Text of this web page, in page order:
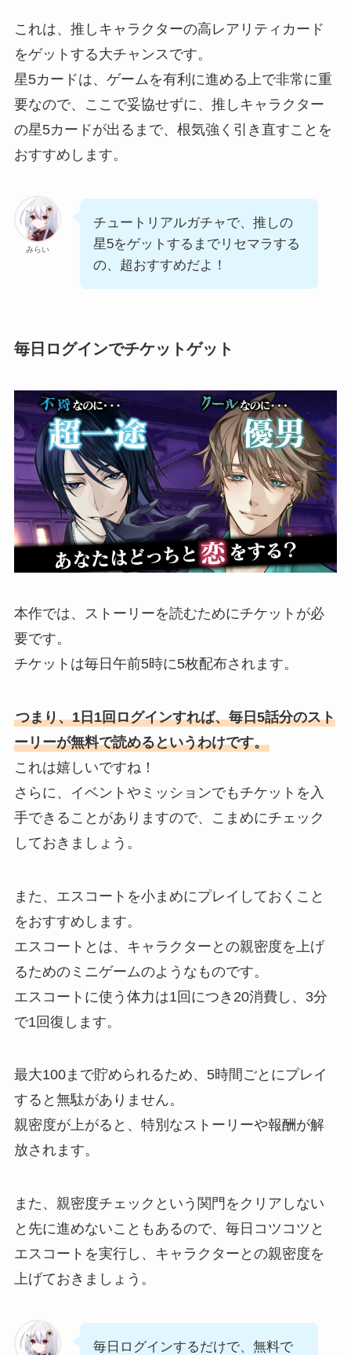
これは、推しキャラクターの高レアリティカード
をゲットする大チャンスです。
星5カードは、ゲームを有利に進める上で非常に重
要なので、ここで妥協せずに、推しキャラクター
の星5カードが出るまで、根気強く引き直すことを
おすすめします。
みらい
チュートリアルガチャで、推しの
星5をゲットするまでリセマラする
の、超おすすめだよ！
毎日ログインでチケットゲット
本作では、ストーリーを読むためにチケットが必
要です。
チケットは毎日午前5時に5枚配布されます。
つまり、1日1回ログインすれば、毎日5話分のスト
ーリーが無料で読めるというわけです。
これは嬉しいですね！
さらに、イベントやミッションでもチケットを入
手できることがありますので、こまめにチェック
しておきましょう。
また、エスコートを小まめにプレイしておくこと
をおすすめします。
エスコートとは、キャラクターとの親密度を上げ
るためのミニゲームのようなものです。
エスコートに使う体力は1回につき20消費し、3分
で1回復します。
最大100まで貯められるため、5時間ごとにプレイ
すると無駄がありません。
親密度が上がると、特別なストーリーや報酬が解
放されます。
また、親密度チェックという関門をクリアしない
と先に進めないこともあるので、毎日コツコツと
エスコートを実行し、キャラクターとの親密度を
上げておきましょう。
毎日ログインするだけで、無料で